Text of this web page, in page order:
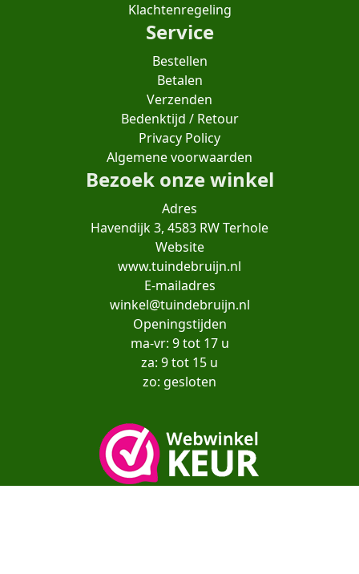
Klachtenregeling
Service
Bestellen
Betalen
Verzenden
Bedenktijd / Retour
Privacy Policy
Algemene voorwaarden
Bezoek onze winkel
Adres
Havendijk 3, 4583 RW Terhole
Website
www.tuindebruijn.nl
E-mailadres
winkel@tuindebruijn.nl
Openingstijden
ma-vr: 9 tot 17 u
za: 9 tot 15 u
zo: gesloten